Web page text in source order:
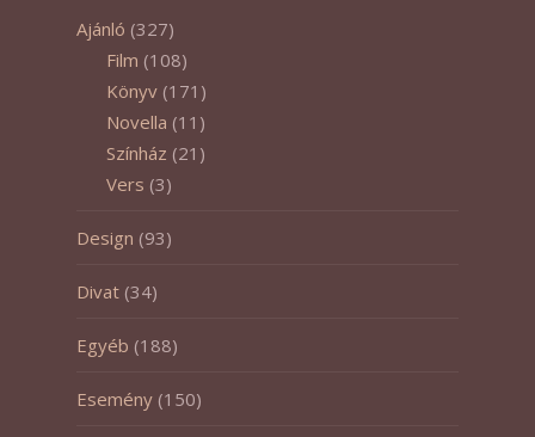
Ajánló (327)
Film (108)
Könyv (171)
Novella (11)
Színház (21)
Vers (3)
Design (93)
Divat (34)
Egyéb (188)
Esemény (150)